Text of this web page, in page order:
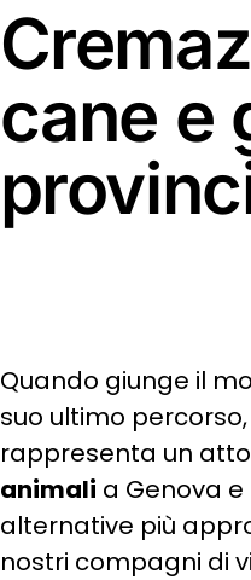
cane e
Quando giunge il
suo ultimo
rappresenta un
animali a Genova
alternative più
nostri compagni di